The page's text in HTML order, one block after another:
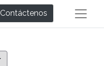
Contáctenos